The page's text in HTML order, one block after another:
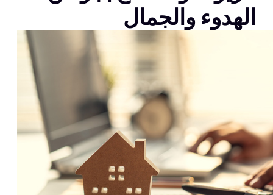
الهدوء والجمال